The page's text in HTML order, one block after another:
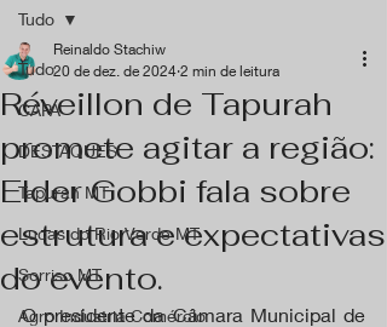
Tudo
CAPA
DESTAQUES
Tapurah MT
Lucas do Rio Verde MT
Sorriso MT
Agro Industria Comércio
Tudo
Réveillon de Tapurah
promete agitar a região:
Elder Gobbi fala sobre
estrutura e expectativas
do evento.
Reinaldo Stachiw
20 de dez. de 2024 2 min de leitura
O presidente da Câmara Municipal de